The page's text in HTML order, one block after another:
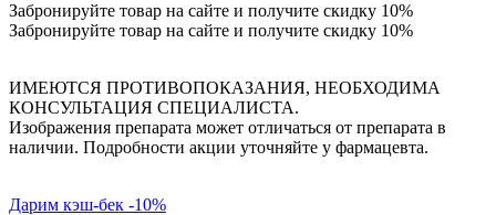
Забронируйте товар на сайте и получите скидку 10%
Забронируйте товар на сайте и получите скидку 10%
ИМЕЮТСЯ ПРОТИВОПОКАЗАНИЯ, НЕОБХОДИМА
КОНСУЛЬТАЦИЯ СПЕЦИАЛИСТА.
Изображения препарата может отличаться от препарата в
наличии. Подробности акции уточняйте у фармацевта.
Дарим кэш-бек -10%